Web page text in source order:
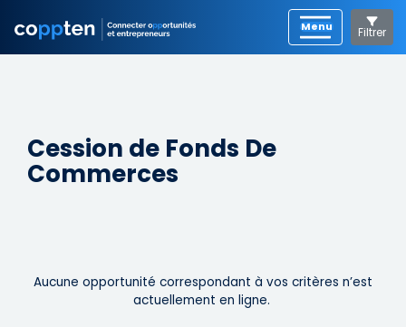
Filtrer
Cession de Fonds De
Commerces
Aucune opportunité correspondant à vos critères n’est
actuellement en ligne. ​